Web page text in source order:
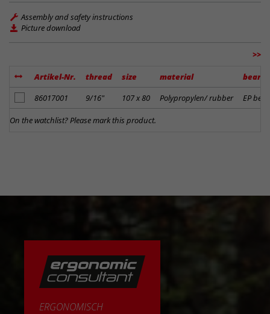
Assembly and safety instructions
Picture download
>>
Artikel-Nr. thread size material
add to notes
86017001 9/16" 107 x 80 Polypropylen/ rubber EP
On the watchlist? Please mark this product.
ERGONOMISCH